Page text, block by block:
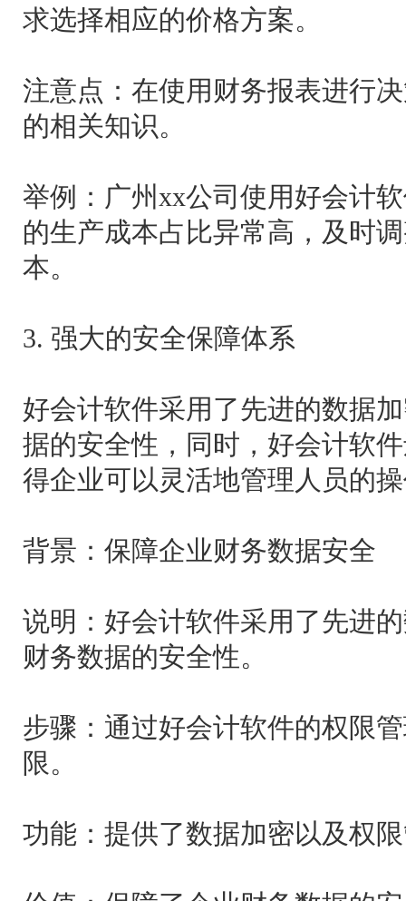
求选择相应的价格方案。
注意点：在使用财务报表进行
的相关知识。
举例：广州xx公司使用好会计
的生产成本占比异常高，及时
本。
3. 强大的安全保障体系
好会计软件采用了先进的数据
据的安全性，同时，好会计软
得企业可以灵活地管理人员的
背景：保障企业财务数据安全
说明：好会计软件采用了先进
财务数据的安全性。
步骤：通过好会计软件的权限
限。
功能：提供了数据加密以及权